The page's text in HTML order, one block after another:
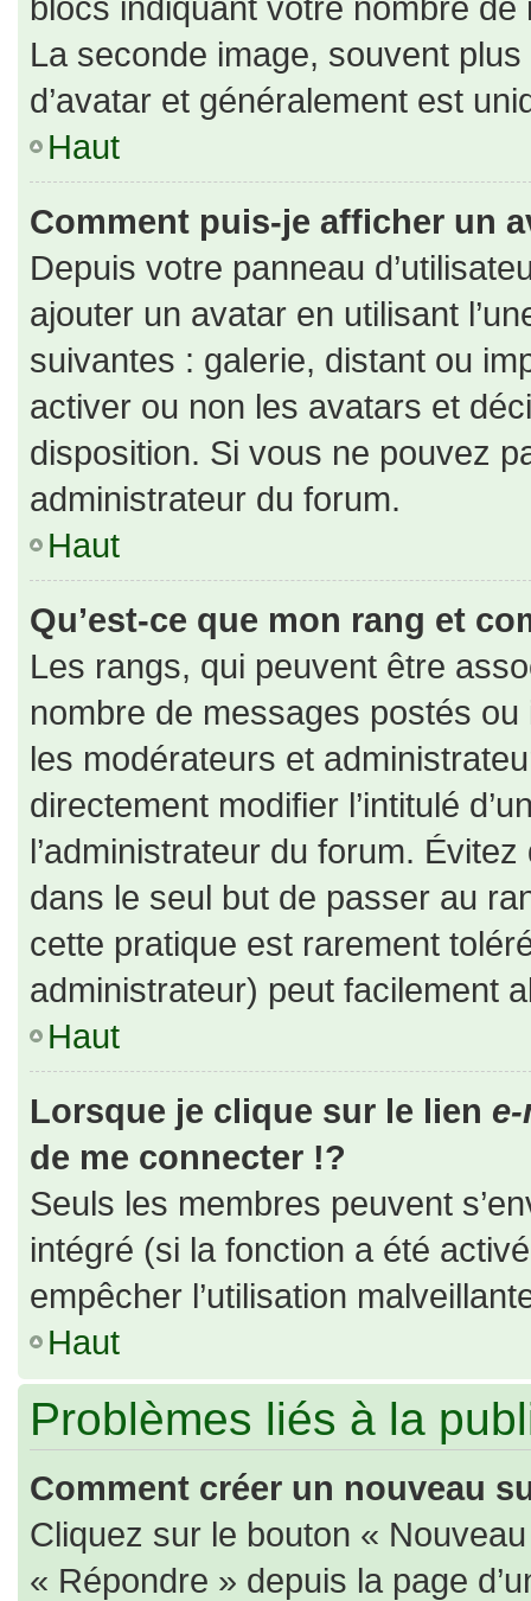
La seconde image, souvent
d’avatar et généralement est
Haut
Comment puis-je afficher un
Depuis votre panneau
ajouter un avatar en utilisant
suivantes : galerie, distant ou
activer ou non les avatars et
disposition. Si vous ne pouvez
administrateur du forum.
Haut
Qu’est-ce que mon rang et
Les rangs, qui peuvent être
nombre de messages postés
les modérateurs et
directement modifier l’intitulé
l’administrateur du forum.
dans le seul but de passer au
cette pratique est rarement
administrateur) peut facilement
Haut
Lorsque je clique sur le lien
de me connecter !?
Seuls les membres peuvent
intégré (si la fonction a été
empêcher l’utilisation
Haut
Problèmes liés à la
Comment créer un nouveau
Cliquez sur le bouton «
« Répondre » depuis la page